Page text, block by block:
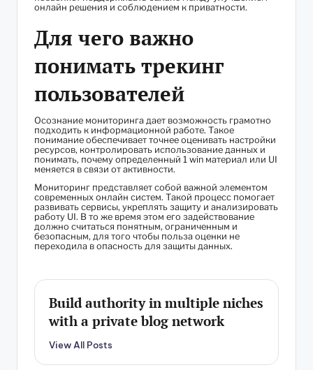
онлайн решения и соблюдением к приватности.
Для чего важно
понимать трекинг
пользователей
Осознание мониторинга дает возможность грамотно
подходить к информационной работе. Такое
понимание обеспечивает точнее оценивать настройки
ресурсов, контролировать использование данных и
понимать, почему определенный 1 win материал или UI
меняется в связи от активности.
Мониторинг представляет собой важной элементом
современных онлайн систем. Такой процесс помогает
развивать сервисы, укреплять защиту и анализировать
работу UI. В то же время этом его задействование
должно считаться понятным, ограниченным и
безопасным, для того чтобы польза оценки не
переходила в опасность для защиты данных.
Build authority in multiple niches
with a private blog network
View All Posts